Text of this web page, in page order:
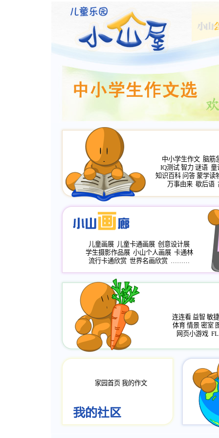
中小学生作文 脑筋
IQ测试 智力 谜语 童
知识百科 问答 蒙学读
万事由来 歇后语
儿童画展 儿童卡通画展 创意设计展
学生摄影作品展 小山个人画展 卡通林
流行卡通欣赏 世界名画欣赏 ………
连连看 益智 敏捷
体育 情景 密室
网页小游戏
家园首页 我的作文